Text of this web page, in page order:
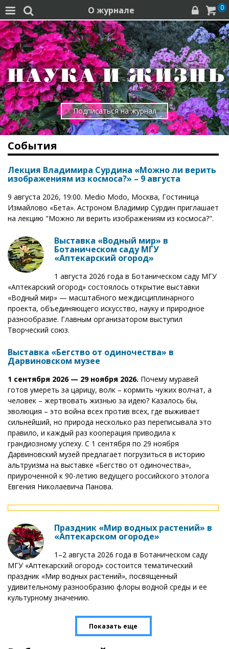
  О журнале   0
Подписаться на журнал
События
Лекция Владимира Сурдина «Можно ли верить
изображениям из космоса?» – 9 августа
9 августа 2026, 19:00. Medio Modo, Москва, Гостиница
Измайлово «Бета». Астроном Владимир Сурдин приглашает
на лекцию "Можно ли верить изображениям из космоса?".
Выставка «Водный мир» в
Ботаническом саду МГУ
«Аптекарский огород»
1 августа 2026 года в Ботаническом саду МГУ
«Аптекарский огород» состоялось открытие выставки
«Водный мир» — масштабного междисциплинарного
проекта, объединяющего искусство, науку и природное
разнообразие. Главным организатором выступил
Творческий союз.
Выставка «Бегство от одиночества» в
Дарвиновском музее
1 сентября 2026 — 29 ноября 2026. Почему муравей
готов умереть за царицу, волк – кормить чужих волчат, а
человек – жертвовать жизнью за идею? Казалось бы,
эволюция – это война всех против всех, где выживает
сильнейший, но природа несколько раз переписывала это
правило, и каждый раз кооперация приводила к
грандиозному успеху. С 1 сентября по 29 ноября
Дарвиновский музей предлагает погрузиться в историю
альтруизма на выставке «Бегство от одиночества»,
приуроченной к 90-летию ведущего российского этолога
Евгения Николаевича Панова.
Праздник «Мир водных растений» в
«Аптекарском огороде»
1–2 августа 2026 года в Ботаническом саду
МГУ «Аптекарский огород» состоится тематический
праздник «Мир водных растений», посвященный
удивительному разнообразию флоры водной среды и ее
культурному значению.
Показать еще